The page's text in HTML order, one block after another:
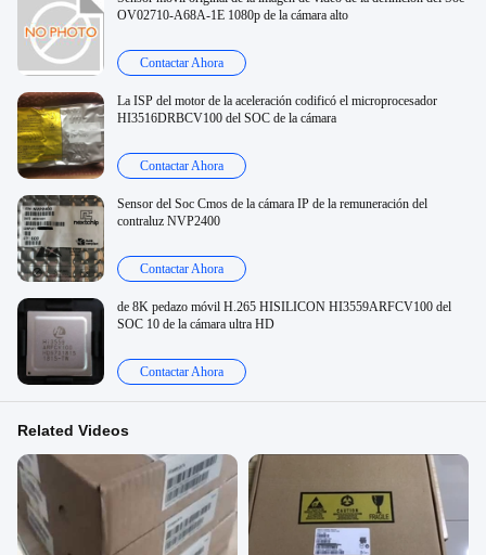
OV02710-A68A-1E 1080p de la cámara alto
Contactar Ahora
La ISP del motor de la aceleración codificó el microprocesador
HI3516DRBCV100 del SOC de la cámara
Contactar Ahora
Sensor del Soc Cmos de la cámara IP de la remuneración del
contraluz NVP2400
Contactar Ahora
de 8K pedazo móvil H.265 HISILICON HI3559ARFCV100 del
SOC 10 de la cámara ultra HD
Contactar Ahora
Related Videos